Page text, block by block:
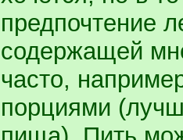
предпочтение
содержащей
часто,
порциями